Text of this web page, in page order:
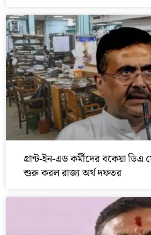
গ্রান্ট-ইন-এড কর্মীদের বকেয়া ডিএ
শুরু করল রাজ্য অর্থ দফতর